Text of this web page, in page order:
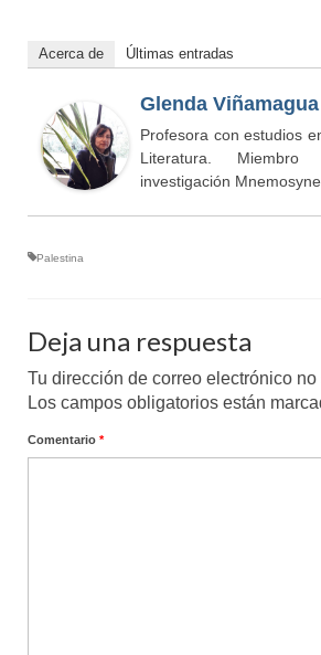
Acerca de Últimas entradas
Glenda Viñamagua
Profesora con estudios
Literatura.
investigación
Palestina
Deja una respuesta
Tu dirección de correo electrónico
Los campos obligatorios están
Comentario *